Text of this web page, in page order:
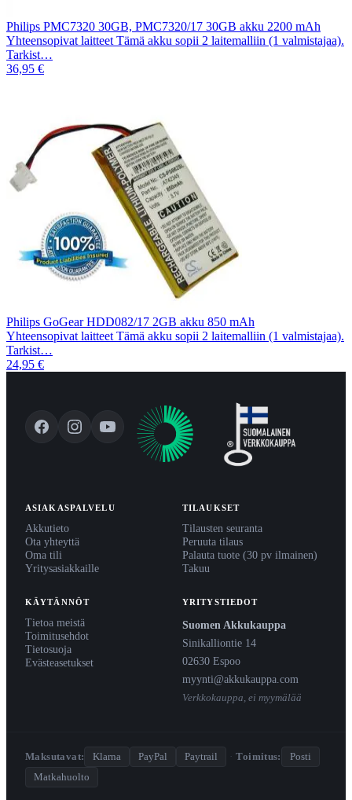
Philips PMC7320 30GB, PMC7320/17 30GB akku 2200 mAh
Yhteensopivat laitteet Tämä akku sopii 2 laitemalliin (1 valmistajaa).
Tarkist…
36,95 €
Philips GoGear HDD082/17 2GB akku 850 mAh
Yhteensopivat laitteet Tämä akku sopii 2 laitemalliin (1 valmistajaa).
Tarkist…
24,95 €
ASIAKASPALVELU
Akkutieto
Ota yhteyttä
Oma tili
Yritysasiakkaille
TILAUKSET
Tilausten seuranta
Peruuta tilaus
Palauta tuote (30 pv ilmainen)
Takuu
KÄYTÄNNÖT
Tietoa meistä
Toimitusehdot
Tietosuoja
Evästeasetukset
YRITYSTIEDOT
Suomen Akkukauppa
Sinikalliontie 14
02630 Espoo
myynti@akkukauppa.com
Verkkokauppa, ei myymälää
Maksutavat: Klarna PayPal Paytrail · Toimitus:
Posti
Matkahuolto